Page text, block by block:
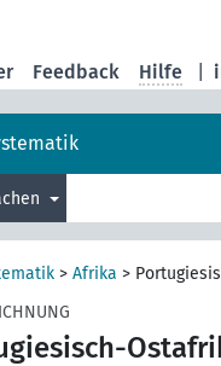
Feedback Hilfe
>Afrika >